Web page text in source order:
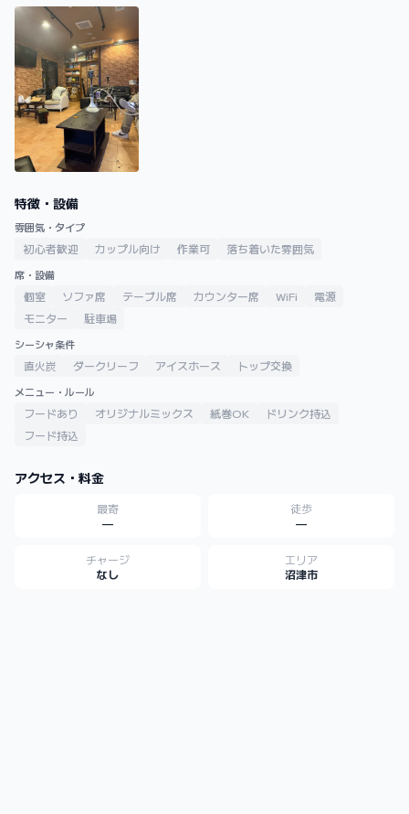
特徴・設備
雰囲気・タイプ
初心者歓迎 カップル向け 作業可 落ち着いた雰囲気
席・設備
個室 ソファ席 テーブル席 カウンター席 WiFi
電源
モニター
駐車場
シーシャ条件
直火炭 ダークリーフ アイスホース トップ交換
メニュー・ルール
フードあり オリジナルミックス 紙巻OK
ドリンク持込
フード持込
アクセス・料金
最寄
—
徒歩
—
チャージ
なし
エリア
沼津市